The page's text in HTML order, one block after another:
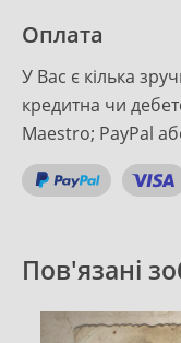
Оплата
У Вас є кілька
кредитна чи
Maestro; PayPal
Пов'язані